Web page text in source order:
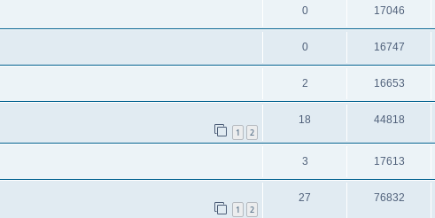
0 17046
0 16747
2 16653
1 2
18 44818
3 17613
1 2
27 76832